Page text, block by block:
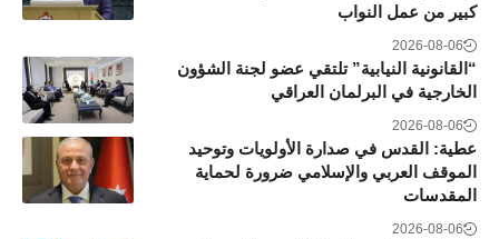
كبير من عمل النواب
2026-08-06
“القانونية النيابية” تلتقي عضو لجنة الشؤون
الخارجية في البرلمان العراقي
2026-08-06
عطية: القدس في صدارة الأولويات وتوحيد
الموقف العربي والإسلامي ضرورة لحماية
المقدسات
2026-08-06